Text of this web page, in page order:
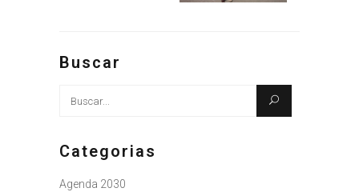
Buscar
Categorias
Agenda 2030